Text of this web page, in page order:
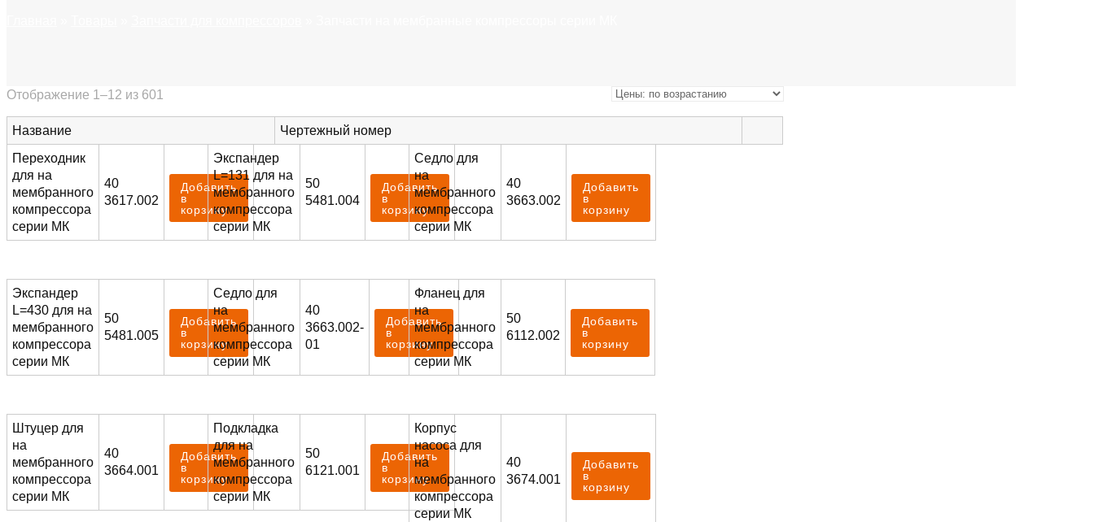
Отображение 1–12 из 601
Название
Чертежный номер
Переходник
для на
мембранного
компрессора
серии МК
40
3617.002
Добавить
в
корзину
Экспандер
L=131 для на
мембранного
компрессора
серии МК
50
5481.004
Добавить
в
корзину
Седло для
на
мембранного
компрессора
серии МК
40
3663.002
Добавить
в
корзину
Экспандер
L=430 для на
мембранного
компрессора
серии МК
50
5481.005
Добавить
в
корзину
Седло для
на
мембранного
компрессора
серии МК
40
3663.002-
01
Добавить
в
корзину
Фланец для
на
мембранного
компрессора
серии МК
50
6112.002
Добавить
в
корзину
Штуцер для
на
мембранного
компрессора
серии МК
40
3664.001
Добавить
в
корзину
Подкладка
для на
мембранного
компрессора
серии МК
50
6121.001
Добавить
в
корзину
Корпус
насоса для
на
мембранного
компрессора
серии МК
40
3674.001
Добавить
в
корзину